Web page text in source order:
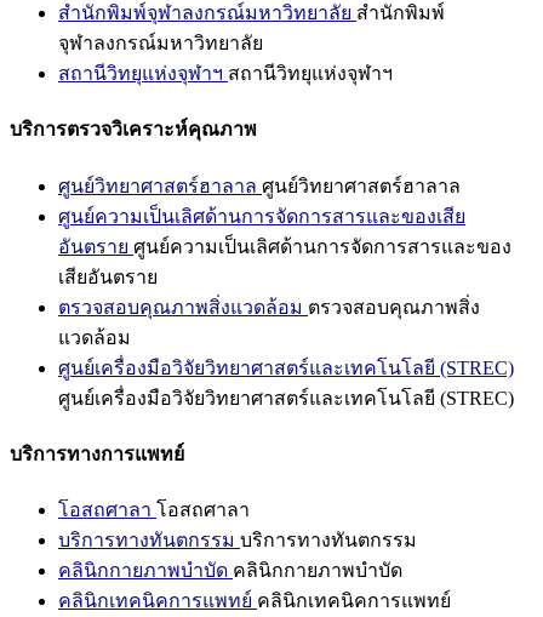
สำนักพิมพ์จุฬาลงกรณ์มหาวิทยาลัย สำนักพิมพ์
จุฬาลงกรณ์มหาวิทยาลัย
สถานีวิทยุแห่งจุฬาฯ สถานีวิทยุแห่งจุฬาฯ
บริการตรวจวิเคราะห์คุณภาพ
ศูนย์วิทยาศาสตร์ฮาลาล ศูนย์วิทยาศาสตร์ฮาลาล
ศูนย์ความเป็นเลิศด้านการจัดการสารและของเสีย
อันตราย ศูนย์ความเป็นเลิศด้านการจัดการสารและของ
เสียอันตราย
ตรวจสอบคุณภาพสิ่งแวดล้อม ตรวจสอบคุณภาพสิ่ง
แวดล้อม
ศูนย์เครื่องมือวิจัยวิทยาศาสตร์และเทคโนโลยี (STREC)
ศูนย์เครื่องมือวิจัยวิทยาศาสตร์และเทคโนโลยี (STREC)
บริการทางการแพทย์
โอสถศาลา โอสถศาลา
บริการทางทันตกรรม บริการทางทันตกรรม
คลินิกกายภาพบำบัด คลินิกกายภาพบำบัด
คลินิกเทคนิคการแพทย์ คลินิกเทคนิคการแพทย์